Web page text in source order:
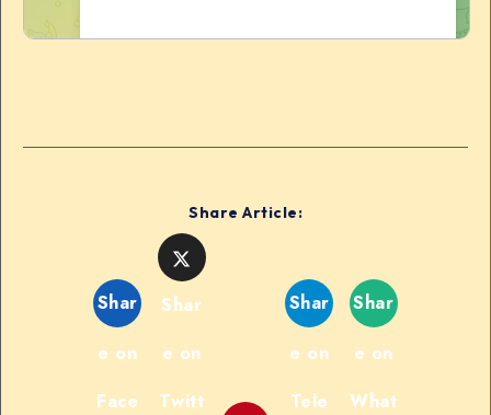
Share Article:
Shar
e on
Face
Shar
e on
Twitt
Shar
e on
Tele
Shar
e on
What